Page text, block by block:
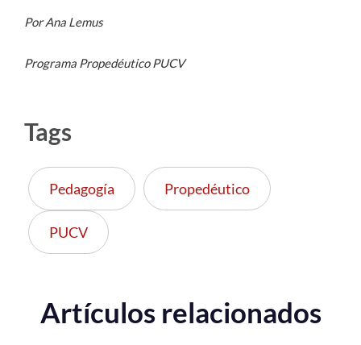
Por Ana Lemus
Programa Propedéutico PUCV
Tags
Pedagogía Propedéutico
PUCV
Artículos relacionados